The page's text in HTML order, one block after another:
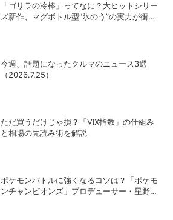
「ゴリラの冷棒」ってなに？大ヒットシリー
ズ新作、マグボトル型“氷のう”の実力が衝撃
今週、話題になったクルマのニュース3選
（2026.7.25）
ただ買うだけじゃ損？「VIX指数」の仕組み
と相場の先読み術を解説
ポケモンバトルに強くなるコツは？「ポケモ
ンチャンピオンズ」プロデューサー・星野正